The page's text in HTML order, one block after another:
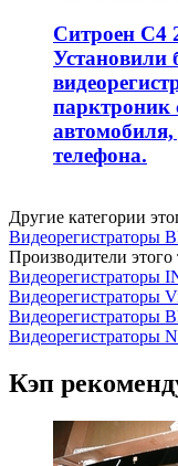
Ситроен С4
парктроник
автомобиля,
телефона.
Другие категории
Видеорегистраторы
Производители этого
Видеорегистраторы
Видеорегистраторы
Видеорегистраторы
Видеорегистраторы
Кэп